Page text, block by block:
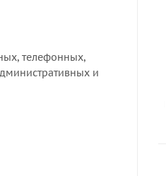
телефонных,
и